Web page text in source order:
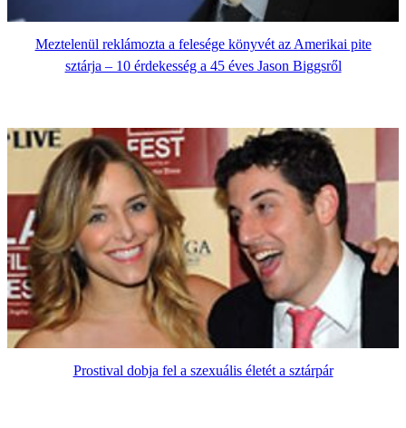
Meztelenül reklámozta a felesége könyvét az Amerikai pite
sztárja – 10 érdekesség a 45 éves Jason Biggsről
Prostival dobja fel a szexuális életét a sztárpár